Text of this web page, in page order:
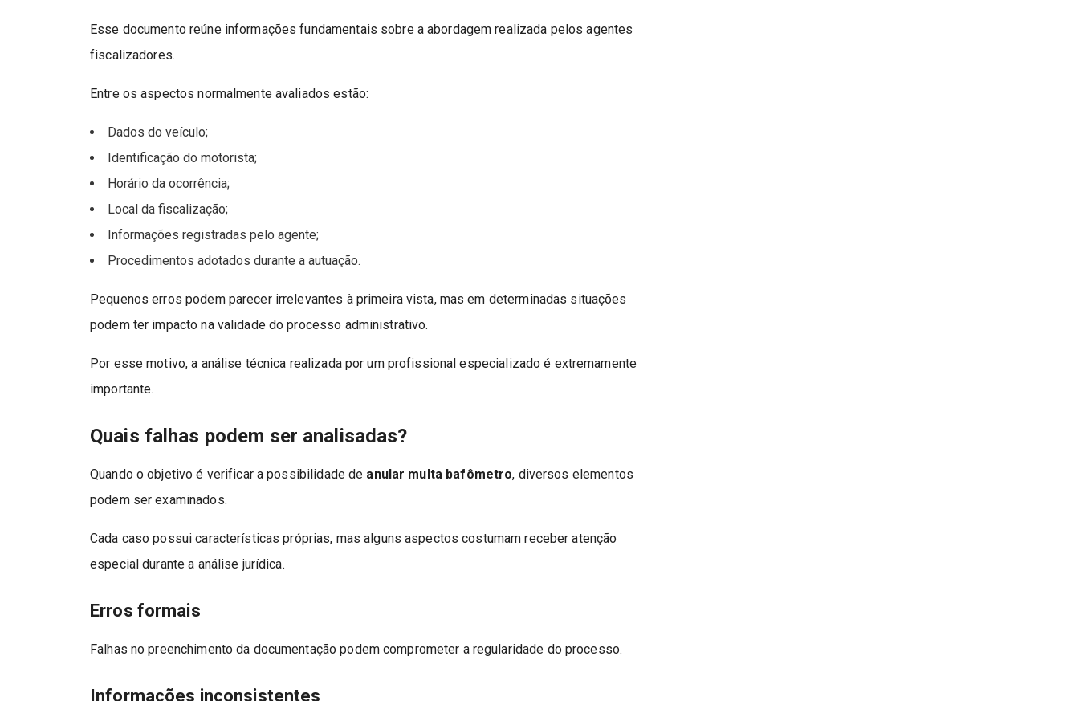
Esse documento reúne informações fundamentais sobre a abordagem realizada pelos agentes
fiscalizadores.
Entre os aspectos normalmente avaliados estão:
Dados do veículo;
Identificação do motorista;
Horário da ocorrência;
Local da fiscalização;
Informações registradas pelo agente;
Procedimentos adotados durante a autuação.
Pequenos erros podem parecer irrelevantes à primeira vista, mas em determinadas situações
podem ter impacto na validade do processo administrativo.
Por esse motivo, a análise técnica realizada por um profissional especializado é extremamente
importante.
Quais falhas podem ser analisadas?
Quando o objetivo é verificar a possibilidade de anular multa bafômetro, diversos elementos
podem ser examinados.
Cada caso possui características próprias, mas alguns aspectos costumam receber atenção
especial durante a análise jurídica.
Erros formais
Falhas no preenchimento da documentação podem comprometer a regularidade do processo.
Informações inconsistentes